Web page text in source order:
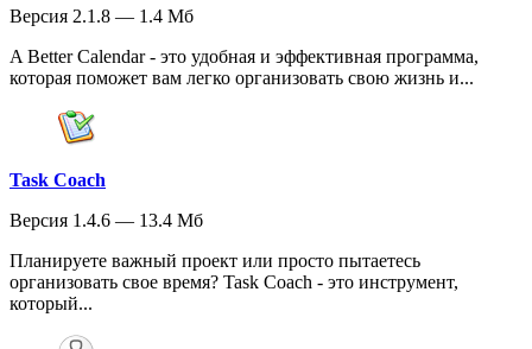
Версия 2.1.8 — 1.4 Мб
A Better Calendar - это удобная и эффективная программа,
которая поможет вам легко организовать свою жизнь и...
Task Coach
Версия 1.4.6 — 13.4 Мб
Планируете важный проект или просто пытаетесь
организовать свое время? Task Coach - это инструмент,
который...